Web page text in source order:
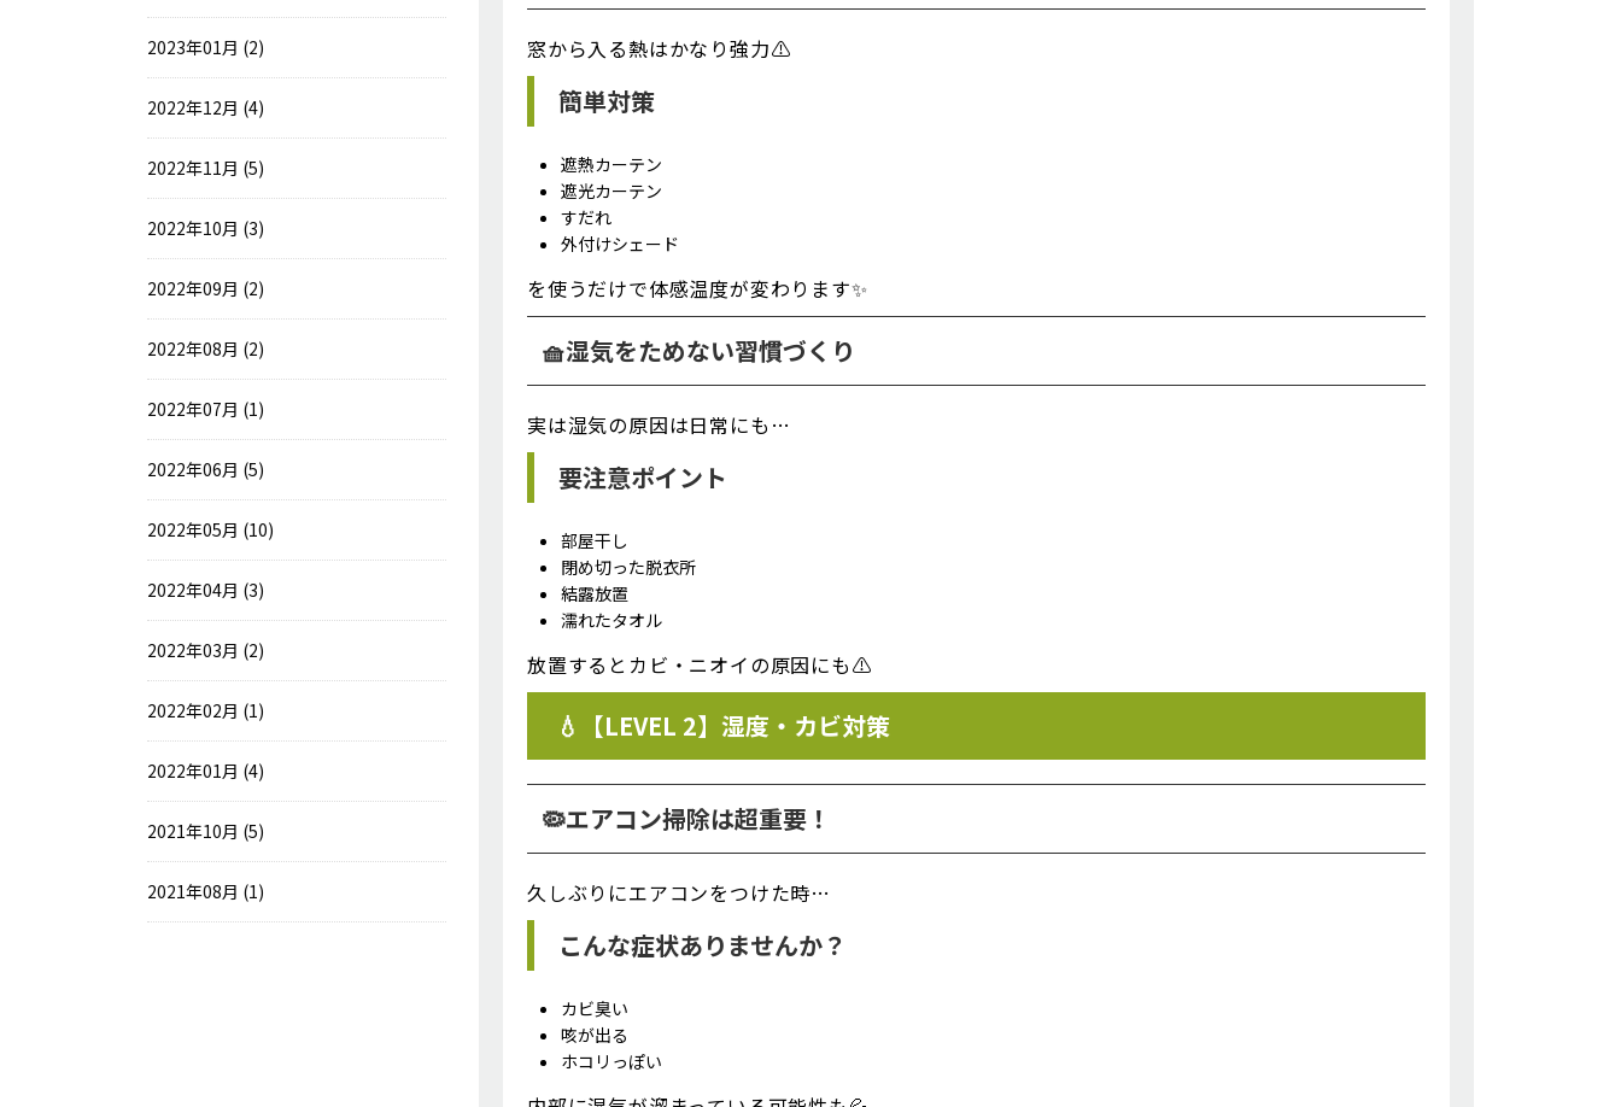
窓から入る熱はかなり強力⚠️
簡単対策
遮熱カーテン
遮光カーテン
すだれ
外付けシェード
を使うだけで体感温度が変わります✨
🧺湿気をためない習慣づくり
実は湿気の原因は日常にも…
要注意ポイント
部屋干し
閉め切った脱衣所
結露放置
濡れたタオル
放置するとカビ・ニオイの原因にも⚠️
💧【LEVEL 2】湿度・カビ対策
🦠エアコン掃除は超重要！
久しぶりにエアコンをつけた時…
こんな症状ありませんか？
カビ臭い
咳が出る
ホコリっぽい
2023年01月 (2)
2022年12月 (4)
2022年11月 (5)
2022年10月 (3)
2022年09月 (2)
2022年08月 (2)
2022年07月 (1)
2022年06月 (5)
2022年05月 (10)
2022年04月 (3)
2022年03月 (2)
2022年02月 (1)
2022年01月 (4)
2021年10月 (5)
2021年08月 (1)